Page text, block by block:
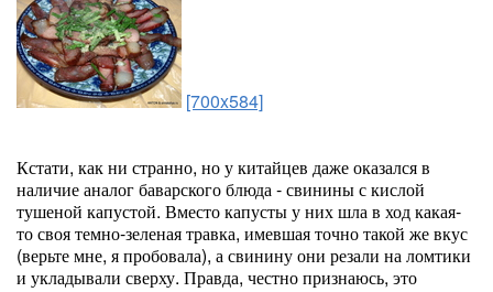
[700x584]
Кстати, как ни странно, но у китайцев даже оказался в
наличие аналог баварского блюда - свинины с кислой
тушеной капустой. Вместо капусты у них шла в ход какая-
то своя темно-зеленая травка, имевшая точно такой же вкус
(верьте мне, я пробовала), а свинину они резали на ломтики
и укладывали сверху. Правда, честно признаюсь, это